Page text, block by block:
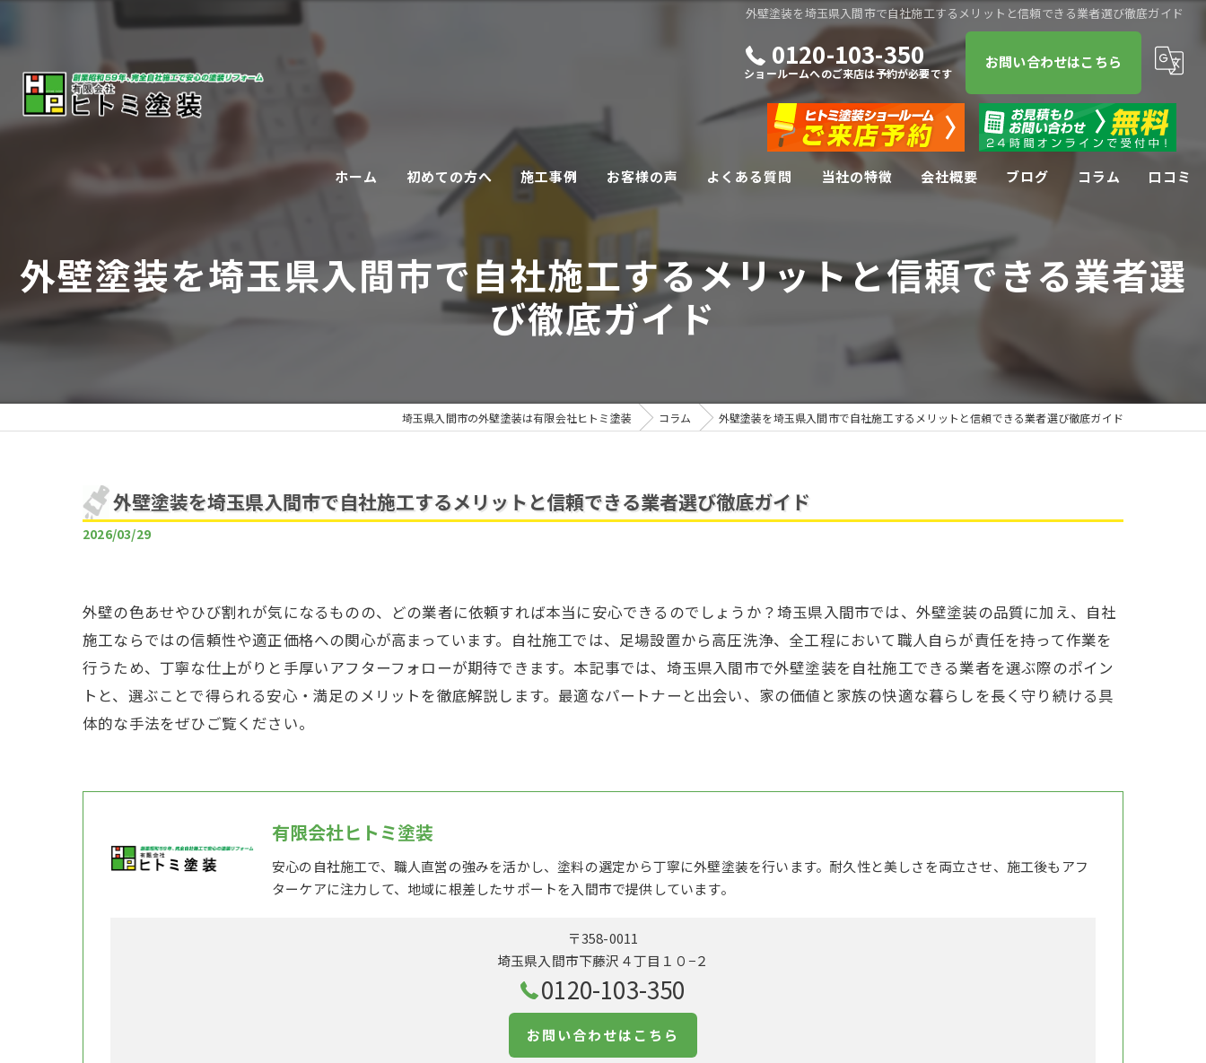
外壁塗装を埼玉県入間市で自社施工するメリットと信頼できる業者選び徹底ガイド
0120-103-350
ショールームへのご来店は予約が必要です
お問い合わせはこちら
ホーム 初めての方へ 施工事例
外壁・屋根リフォーム
その他リフォーム
お客様の声 よくある質問 当社の特徴
屋根
リフォーム
雨漏り
会社概要 ブログ コラム 口コミ
外壁塗装を埼玉県入間市で自社施工するメリットと信頼できる業者選
び徹底ガイド
埼玉県入間市の外壁塗装は有限会社ヒトミ塗装 コラム 外壁塗装を埼玉県入間市で自社施工するメリットと信頼できる業者選び徹底ガイド
外壁塗装を埼玉県入間市で自社施工するメリットと信頼できる業者選び徹底ガイド
2026/03/29
外壁の色あせやひび割れが気になるものの、どの業者に依頼すれば本当に安心できるのでしょうか？埼玉県入間市では、外壁塗装の品質に加え、自社
施工ならではの信頼性や適正価格への関心が高まっています。自社施工では、足場設置から高圧洗浄、全工程において職人自らが責任を持って作業を
行うため、丁寧な仕上がりと手厚いアフターフォローが期待できます。本記事では、埼玉県入間市で外壁塗装を自社施工できる業者を選ぶ際のポイン
トと、選ぶことで得られる安心・満足のメリットを徹底解説します。最適なパートナーと出会い、家の価値と家族の快適な暮らしを長く守り続ける具
体的な手法をぜひご覧ください。
有限会社ヒトミ塗装
安心の自社施工で、職人直営の強みを活かし、塗料の選定から丁寧に外壁塗装を行います。耐久性と美しさを両立させ、施工後もアフ
ターケアに注力して、地域に根差したサポートを入間市で提供しています。
〒358-0011
埼玉県入間市下藤沢４丁目１０−２
0120-103-350
お問い合わせはこちら